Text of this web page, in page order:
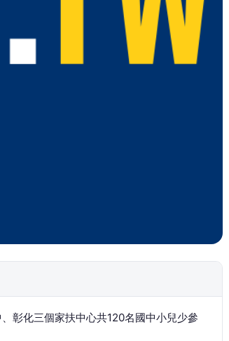
彰化三個家扶中心共120名國中小兒少參